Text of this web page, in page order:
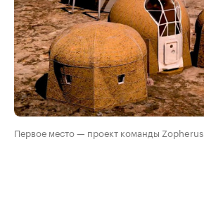
Первое место — проект команды ​Zopherus